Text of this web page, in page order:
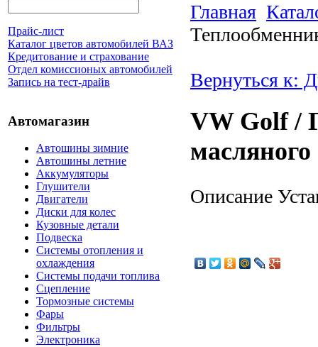
Прайс-лист
Каталог цветов автомобилей ВАЗ
Кредитование и страхование
Отдел комиссионых автомобилей
Запись на тест-драйв
Автомагазин
Автошины зимние
Автошины летние
Аккумуляторы
Глушители
Двигатели
Диски для колес
Кузовные детали
Подвеска
Системы отопления и
охлаждения
Системы подачи топлива
Сцепление
Тормозные системы
Фары
Фильтры
Электроника
Главная
Вернуться к:
VW Golf /
Описание